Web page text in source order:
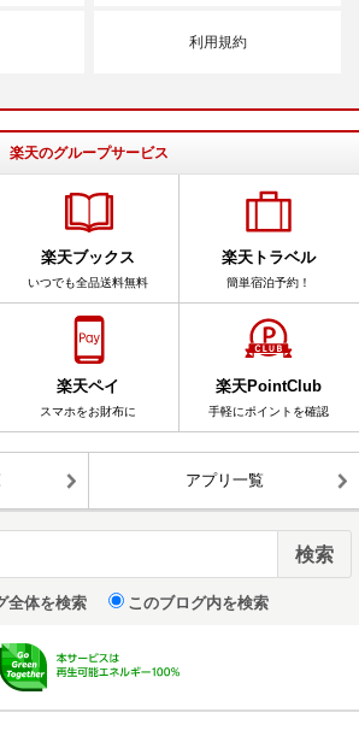
利用規約
楽天のグループサービス
楽天ブックス
いつでも全品送料無料
楽天トラベル
簡単宿泊予約！
楽天ペイ
スマホをお財布に
楽天PointClub
手軽にポイントを確認
アプリ一覧
全体を検索 このブログ内を検索